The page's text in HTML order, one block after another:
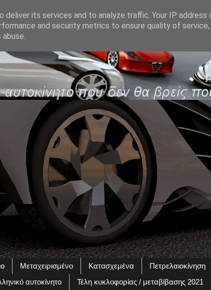
Μεταχειρισμένο Κατασχεμένα Πετρελαιοκίνηση
αυτοκίνητο Τέλη κυκλοφορίας / μεταβίβασης 2021
its services and to analyze traffic. Your IP address
and security metrics to ensure quality of